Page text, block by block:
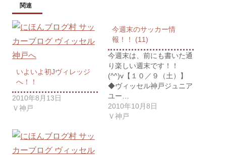
関連
いよいよ初Jヴィレッジ
へ！！
2010年8月13日
Ｖ神戸
今週末のサッカー情
報！！ (11)
今週末は、前にも書いた通
り楽しい週末です！！
(^^)v【１０／９（土）】
◆ヴィッセル神戸ジュニア
ユー…
2010年10月8日
Ｖ神戸